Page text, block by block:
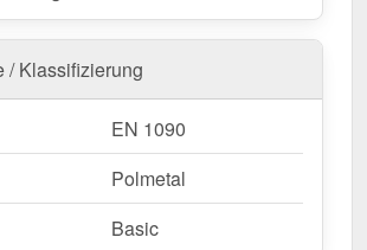
/ Klassifizierung
EN 1090
Polmetal
Basic